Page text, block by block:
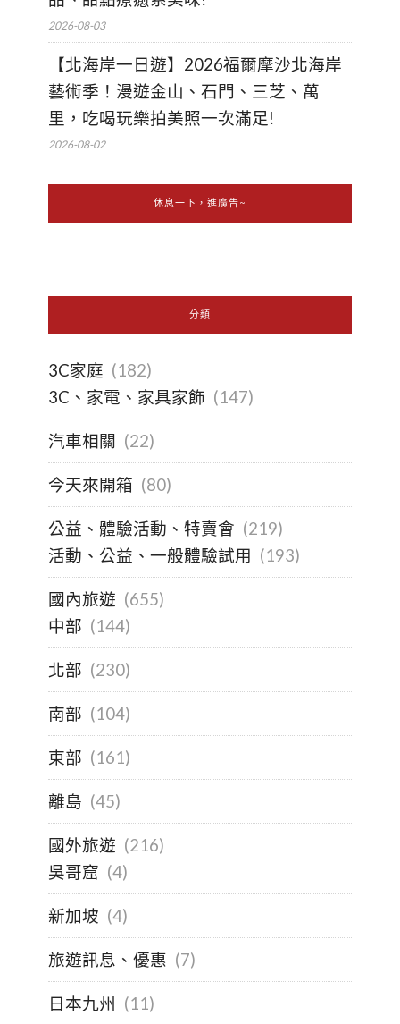
2026-08-03
【北海岸一日遊】2026福爾摩沙北海岸
藝術季！漫遊金山、石門、三芝、萬
里，吃喝玩樂拍美照一次滿足!
2026-08-02
休息一下，進廣告~
分類
3C家庭 (182)
3C、家電、家具家飾 (147)
汽車相關 (22)
今天來開箱 (80)
公益、體驗活動、特賣會 (219)
活動、公益、一般體驗試用 (193)
國內旅遊 (655)
中部 (144)
北部 (230)
南部 (104)
東部 (161)
離島 (45)
國外旅遊 (216)
吳哥窟 (4)
新加坡 (4)
旅遊訊息、優惠 (7)
日本九州 (11)